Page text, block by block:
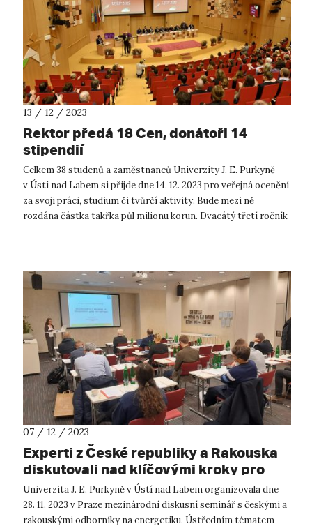
13 / 12 / 2023
Rektor předá 18 Cen, donátoři 14
stipendií
Celkem 38 studenů a zaměstnanců Univerzity J. E. Purkyně
v Ústí nad Labem si přijde dne 14. 12. 2023 pro veřejná ocenění
za svoji práci, studium či tvůrčí aktivity. Bude mezi ně
rozdána částka takřka půl milionu korun. Dvacátý třetí ročník
07 / 12 / 2023
Experti z České republiky a Rakouska
diskutovali nad klíčovými kroky pro
transformaci energetiky ve střední
Evropě
Univerzita J. E. Purkyně v Ústí nad Labem organizovala dne
28. 11. 2023 v Praze mezinárodní diskusní seminář s českými a
rakouskými odborníky na energetiku. Ústředním tématem